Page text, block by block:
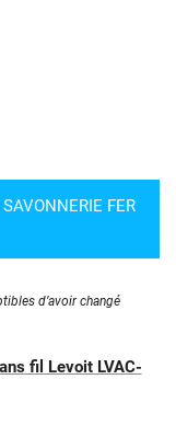
FER
d’avoir changé
fil Levoit LVAC-